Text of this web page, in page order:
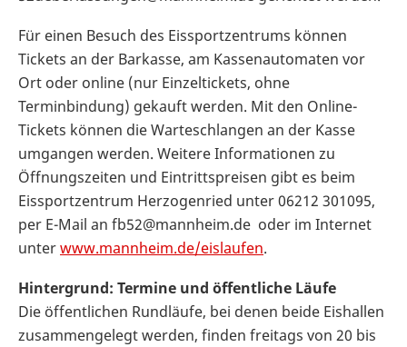
Für einen Besuch des Eissportzentrums können
Tickets an der Barkasse, am Kassenautomaten vor
Ort oder online (nur Einzeltickets, ohne
Terminbindung) gekauft werden. Mit den Online-
Tickets können die Warteschlangen an der Kasse
umgangen werden. Weitere Informationen zu
Öffnungszeiten und Eintrittspreisen gibt es beim
Eissportzentrum Herzogenried unter 06212 301095,
per E-Mail an fb52@mannheim.de oder im Internet
unterwww.mannheim.de/eislaufen.
Hintergrund: Termine und öffentliche Läufe
Die öffentlichen Rundläufe, bei denen beide Eishallen
zusammengelegt werden, finden freitags von 20 bis